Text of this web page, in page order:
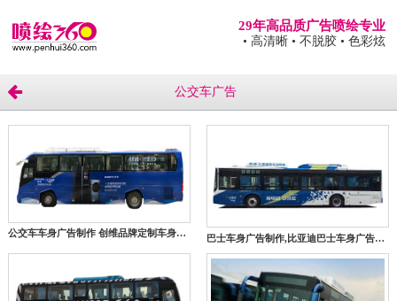
29年高品质广告喷绘专业
• 高清晰 • 不脱胶 • 色彩炫
公交车广告
公交车车身广告制作 创维品牌定制车身贴喷绘案例
巴士车身广告制作,比亚迪巴士车身广告喷绘厂家